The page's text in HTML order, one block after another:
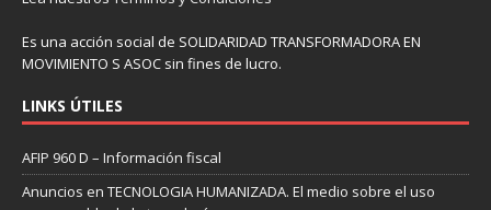
Es una acción social de SOLIDARIDAD TRANSFORMADORA EN
MOVIMIENTO S ASOC sin fines de lucro.
LINKS ÚTILES
AFIP 960 D – Información fiscal
Anuncios en TECNOLOGIA HUMANIZADA. El medio sobre el uso